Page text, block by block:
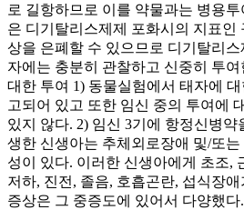
로 길항하므로 이를 약물과는 병용
은 디기탈리스제제 포화시의 지표인
상을 은폐할 수 있으므로 디기탈리
자에는 충분히 관찰하고 신중히 투여
대한 투여 1) 동물실험에서 태자에
고되어 있고 또한 임신 중의 투여에
있지 않다. 2) 임신 3기에 항정신병
생한 신생아는 추체외로장애 및/또
성이 있다. 이러한 신생아에게 초조,
저하, 진전, 졸음, 호흡곤란, 섭식장
증상은 그 중증도에 있어서 다양했